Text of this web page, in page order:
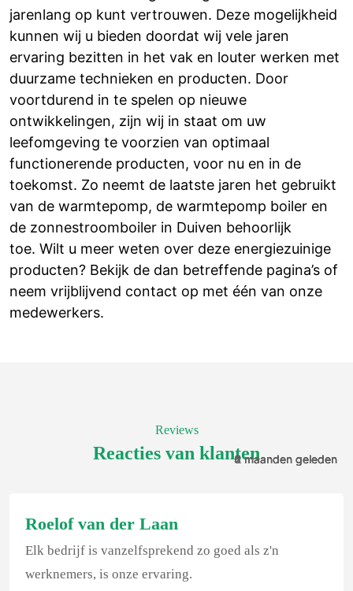
jarenlang op kunt vertrouwen. Deze mogelijkheid
kunnen wij u bieden doordat wij vele jaren
ervaring bezitten in het vak en louter werken met
duurzame technieken en producten. Door
voortdurend in te spelen op nieuwe
ontwikkelingen, zijn wij in staat om uw
leefomgeving te voorzien van optimaal
functionerende producten, voor nu en in de
toekomst. Zo neemt de laatste jaren het gebruikt
van de warmtepomp, de warmtepomp boiler en
de zonnestroomboiler in Duiven behoorlijk
toe. Wilt u meer weten over deze energiezuinige
producten? Bekijk de dan betreffende pagina’s of
neem vrijblijvend contact op met één van onze
medewerkers.
Reviews
Reacties van klanten
Roelof van der Laan
2 maanden geleden
Elk bedrijf is vanzelfsprekend zo goed als z'n
werknemers, is onze ervaring.
2 maanden geleden
2 maanden geleden
4 maanden geleden
6 maanden geleden
8 maanden geleden